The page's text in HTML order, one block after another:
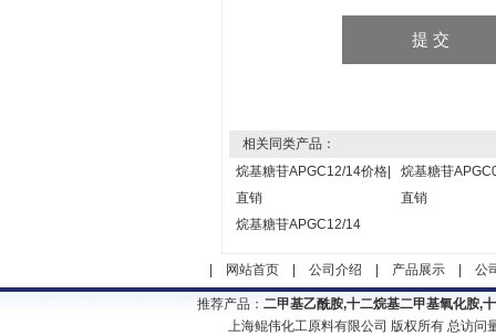
相关同类产品：
烷基糖苷APGC12/14价格|
直销
烷基糖苷
直销
烷基糖苷APGC12/14
网站首页| 公司介绍 产品展示| 公
推荐产品： 二甲基乙酰胺,十二烷基二甲基氧化胺,
上海鲲伟化工原料有限公司 版权所有 总访问